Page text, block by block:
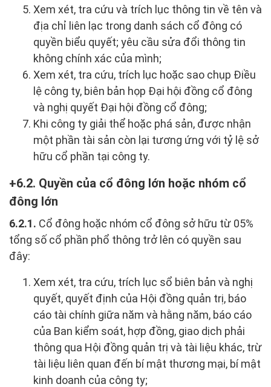
Xem xét, tra cứu và trích lục thông tin về tên và
địa chỉ liên lạc trong danh sách cổ đông có
quyền biểu quyết; yêu cầu sửa đổi thông tin
không chính xác của mình;
Xem xét, tra cứu, trích lục hoặc sao chụp Điều
lệ công ty, biên bản họp Đại hội đồng cổ đông
và nghị quyết Đại hội đồng cổ đông;
Khi công ty giải thể hoặc phá sản, được nhận
một phần tài sản còn lại tương ứng với tỷ lệ sở
hữu cổ phần tại công ty.
6.2. Quyền của cổ đông lớn hoặc nhóm cổ
đông lớn
6.2.1. Cổ đông hoặc nhóm cổ đông sở hữu từ 05%
tổng số cổ phần phổ thông trở lên có quyền sau
đây:
Xem xét, tra cứu, trích lục sổ biên bản và nghị
quyết, quyết định của Hội đồng quản trị, báo
cáo tài chính giữa năm và hằng năm, báo cáo
của Ban kiểm soát, hợp đồng, giao dịch phải
thông qua Hội đồng quản trị và tài liệu khác, trừ
tài liệu liên quan đến bí mật thương mại, bí mật
kinh doanh của công ty;